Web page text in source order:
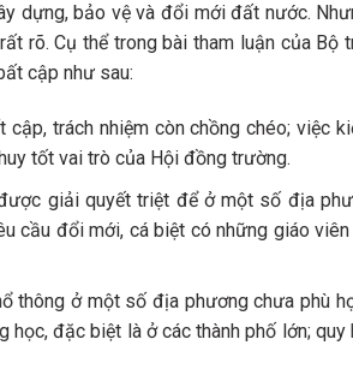
dựng, bảo vệ và đổi mới đất nước.
rõ. Cụ thể trong bài tham luận của
cập như sau:
trách nhiệm còn chồng chéo; việc
tốt vai trò của Hội đồng trường.
giải quyết triệt để ở một số địa
cầu đổi mới, cá biệt có những giáo
thông ở một số địa phương chưa phù
đặc biệt là ở các thành phố lớn;